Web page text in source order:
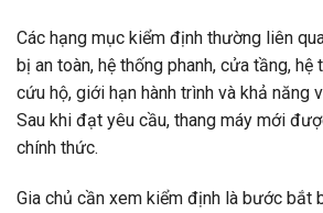
Các hạng mục kiểm định thường liên
bị an toàn, hệ thống phanh, cửa tầng, hệ
cứu hộ, giới hạn hành trình và khả năng
Sau khi đạt yêu cầu, thang máy mới
chính thức.
Gia chủ cần xem kiểm định là bước bắt